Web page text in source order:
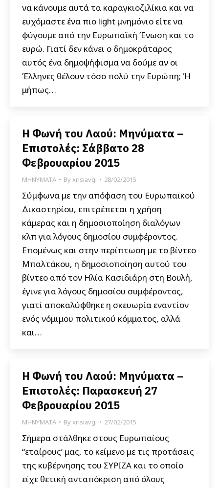
να κάνουμε αυτά τα καραγκιοζιλίκια και να
ευχόμαστε ένα πιο light μνημόνιο είτε να
φύγουμε από την Ευρωπαϊκή Ένωση και το
ευρώ. Γιατί δεν κάνει ο δημοκράταρος
αυτός ένα δημοψήφισμα να δούμε αν οι
Έλληνες θέλουν τόσο πολύ την Ευρώπη; Ή
μήπως…
Η Φωνή του Λαού: Μηνύματα –
Επιστολές: Σάββατο 28
Φεβρουαρίου 2015
ΜΗΝΥΜΑΤΑ Byxrisiavgi 28/02/2015
Σύμφωνα με την απόφαση του Ευρωπαϊκού
Δικαστηρίου, επιτρέπεται η χρήση
κάμερας και η δημοσιοποίηση διαλόγων
κλπ για λόγους δημοσίου συμφέροντος.
Επομένως και στην περίπτωση με το βίντεο
Μπαλτάκου, η δημοσιοποίηση αυτού του
βίντεο από τον Ηλία Κασιδιάρη στη Βουλή,
έγινε για λόγους δημοσίου συμφέροντος,
γιατί αποκαλύφθηκε η σκευωρία εναντίον
ενός νόμιμου πολιτικού κόμματος, αλλά
και…
Η Φωνή του Λαού: Μηνύματα –
Επιστολές: Παρασκευή 27
Φεβρουαρίου 2015
ΜΗΝΥΜΑΤΑ Byxrisiavgi 27/02/2015
Σήμερα στάλθηκε στους Ευρωπαίους
“εταίρους’ μας, το κείμενο με τις προτάσεις
της κυβέρνησης του ΣΥΡΙΖΑ και το οποίο
είχε θετική ανταπόκριση από όλους